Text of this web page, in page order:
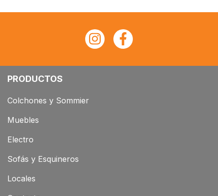
PRODUCTOS
Colchones y Sommier
Muebles
Electro
Sofás y Esquineros
Locales